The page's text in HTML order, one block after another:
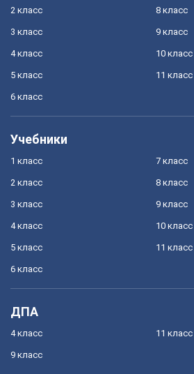
2 класс
3 класс
4 класс
5 класс
6 класс
8 класс
9 класс
10 класс
11 класс
Учебники
1 класс
2 класс
3 класс
4 класс
5 класс
6 класс
7 класс
8 класс
9 класс
10 класс
11 класс
ДПА
4 класс
9 класс
11 класс